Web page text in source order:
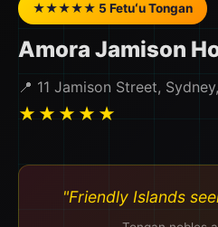
★★★★★ 5 Fetuʻu Tongan
Amora Jamison
📍 11 Jamison Street,
★★★★★
"Friendly Islands